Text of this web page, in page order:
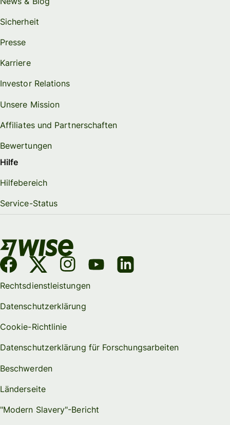
Sicherheit
Presse
Karriere
Investor Relations
Unsere Mission
Affiliates und Partnerschaften
Bewertungen
Hilfe
Hilfebereich
Service-Status
Rechtsdienstleistungen
Datenschutzerklärung
Cookie-Richtlinie
Datenschutzerklärung für Forschungsarbeiten
Beschwerden
Länderseite
"Modern Slavery"-Bericht